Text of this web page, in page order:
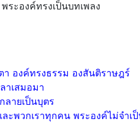
รงเป็นบทเพลง
องค์ทรงธรรม องสันติราษฎร์
าเสมอมา
ลายเป็นบุตร
ะพวกเราทุกคน พระองค์ไม่จำ